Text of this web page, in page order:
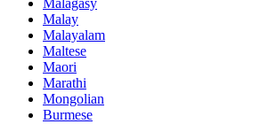
Malagasy
Malay
Malayalam
Maltese
Maori
Marathi
Mongolian
Burmese